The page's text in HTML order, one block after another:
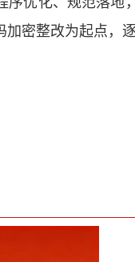
密整改为起点，